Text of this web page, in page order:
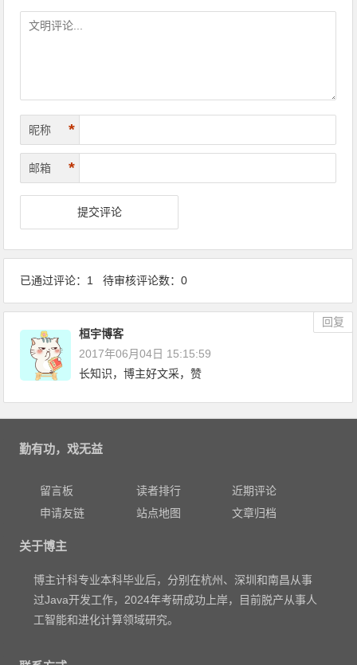
昵称 *
邮箱 *
已通过评论：1 待审核评论数：0
桓宇博客
回复
2017年06月04日 15:15:59
长知识，博主好文采，赞
勤有功，戏无益
留言板 读者排行
近期评论
申请友链
站点地图 文章归档
关于博主
博主计科专业本科毕业后，分别在杭州、深圳和南昌从事
过Java开发工作，2024年考研成功上岸，目前脱产从事人
工智能和进化计算领域研究。